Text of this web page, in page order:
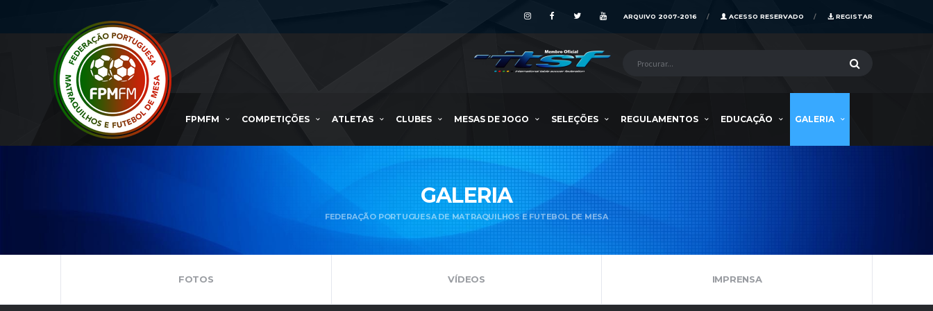
REGISTAR
ACESSO RESERVADO
ARQUIVO 2007-2016
FPMFM COMPETIÇÕES ATLETAS CLUBES MESAS DE JOGO SELEÇÕES REGULAMENTOS EDUCAÇÃO GALERIA
GALERIA
FEDERAÇÃO PORTUGUESA DE MATRAQUILHOS E FUTEBOL DE MESA
FOTOS VÍDEOS IMPRENSA